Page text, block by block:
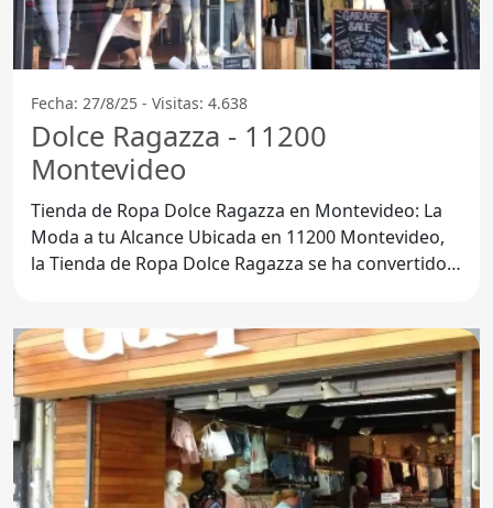
Fecha: 27/8/25 - Visitas: 4.638
Dolce Ragazza - 11200
Montevideo
Tienda de Ropa Dolce Ragazza en Montevideo: La
Moda a tu Alcance Ubicada en 11200 Montevideo,
la Tienda de Ropa Dolce Ragazza se ha convertido